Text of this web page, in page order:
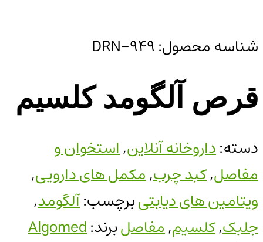
شناسه محصول: DRN-949
قرص آلگومد کلسیم
دسته:داروخانه آنلاین,استخوان و
مفاصل,کبد چرب,مکمل های دارویی,
ویتامین های دیابتیبرچسب:آلگومد,
جلبک,کلسیم,مفاصلبرند:Algomed